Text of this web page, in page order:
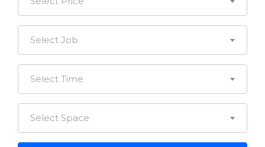
Select Job
Select Time
Select Space